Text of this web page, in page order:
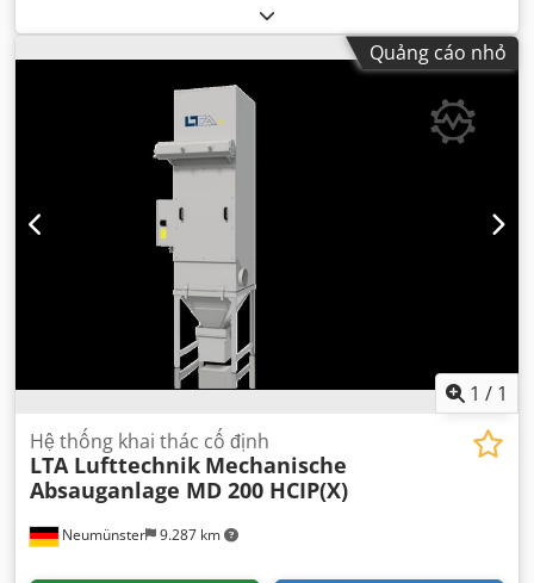
, tổng chiều cao:610 mm
mm, tổng chiều rộng:625 mm, trọng lượng tổng cộng:100
kg, Quảng cáo nhỏ
1 / 1
Neumünster 9.287 km
Hệ thống khai thác cố định
LTA Lufttechnik Mechanische
Absauganlage MD 200 HCIP(X)